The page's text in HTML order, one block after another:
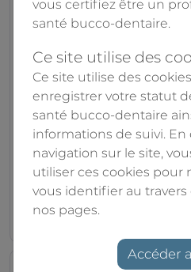
Cuve à ultrasons
UltraPad de table
19L
MHC Technology
2090.00€
vous certifiez être un
santé bucco-dentaire.
Ce site utilise des
Ce site utilise des
enregistrer votre statut
santé bucco-dentaire
informations de suivi.
navigation sur le site,
utiliser ces cookies pour
vous identifier au
nos pages.
Accéder